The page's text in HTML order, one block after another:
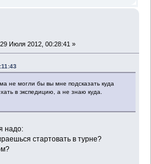
29 Июля 2012, 00:28:41 »
не могли бы вы мне подсказать куда
в экспедицию, а не знаю куда.
надо:
стартовать в турне?